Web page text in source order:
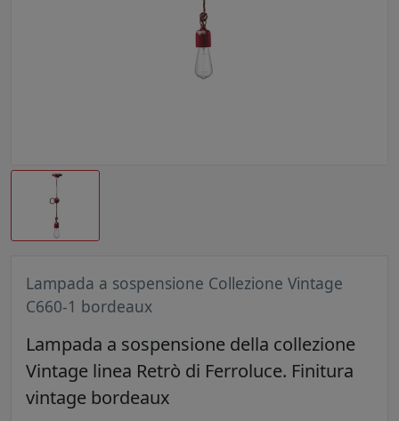
Lampada a sospensione Collezione Vintage
C660-1 bordeaux
Lampada a sospensione della collezione
Vintage linea Retrò di Ferroluce. Finitura
vintage bordeaux